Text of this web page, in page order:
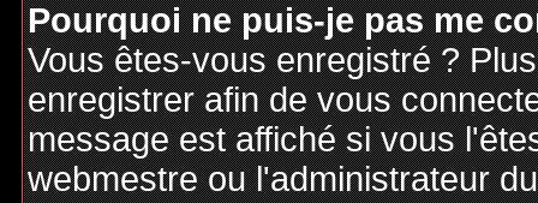
Pourquoi ne puis-je pas me
Vous êtes-vous enregistré ?
enregistrer afin de vous
message est affiché si vous
webmestre ou l'administrateur